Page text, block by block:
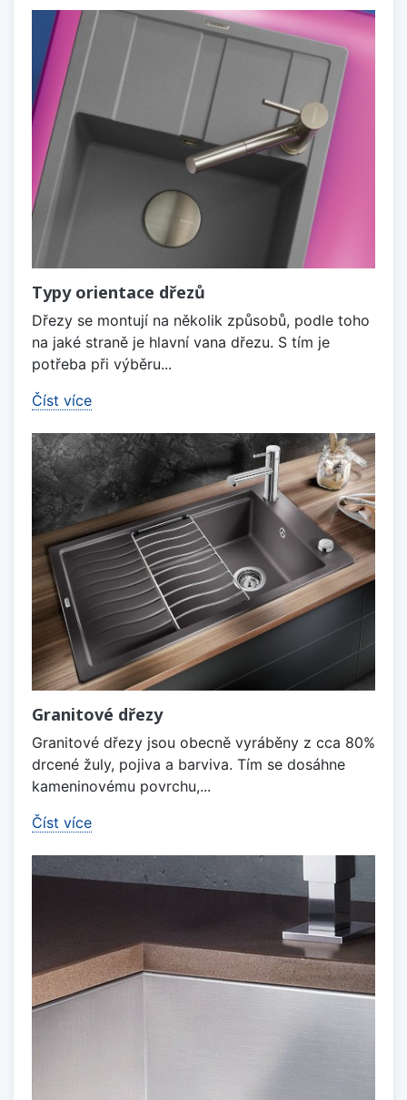
Typy orientace dřezů
Dřezy se montují na několik způsobů, podle toho
na jaké straně je hlavní vana dřezu. S tím je
potřeba při výběru...
Číst více
Granitové dřezy
Granitové dřezy jsou obecně vyráběny z cca 80%
drcené žuly, pojiva a barviva. Tím se dosáhne
kameninovému povrchu,...
Číst více